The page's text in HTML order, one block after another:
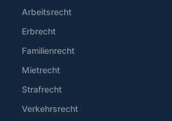
Arbeitsrecht
Erbrecht
Familienrecht
Mietrecht
Strafrecht
Verkehrsrecht